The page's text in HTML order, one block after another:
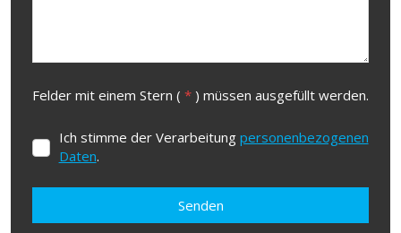
Felder mit einem Stern ( * ) müssen ausgefüllt werden.
Ich
stimme
der
personenbezogenen
Daten.
Ich stimme der Verarbeitung personenbezogenen
Daten.
Senden